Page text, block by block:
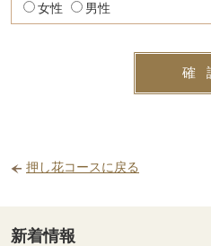
女性 男性
押し花コースに戻る
新着情報